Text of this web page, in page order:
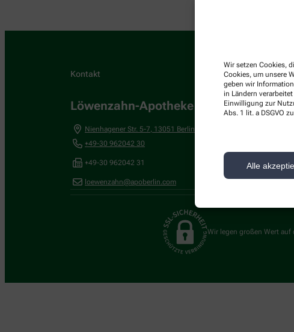
Wir setzen Cookies,
Cookies, um unsere
geben wir
in Ländern
Einwilligung zur
Abs. 1 lit. a DSGVO
Alle
Kontakt
Löwenzahn-Apotheke im RIZ-Center
Nienhagener Str. 5-7, 13051 Berlin
+49-30 962042 30
+49-30 962042 31
loewenzahn@apoberlin.com
Wir legen großen Wert auf